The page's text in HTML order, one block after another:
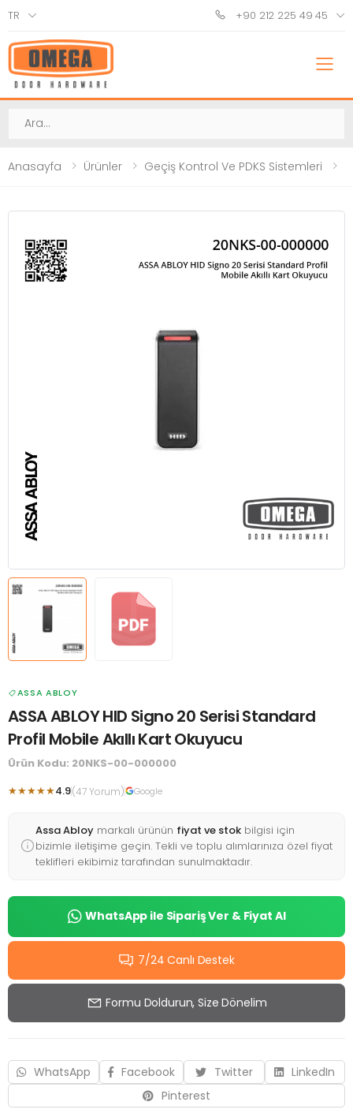
TR +90 212 225 49 45
Ara
Anasayfa Ürünler Geçiş Kontrol Ve PDKS Sistemleri
ASSA ABLOY
ASSA ABLOY HID Signo 20 Serisi Standard
Profil Mobile Akıllı Kart Okuyucu
Ürün Kodu: 20NKS-00-000000
★★★★★4.9(47 Yorum) Google
Assa Abloy markalı ürünün fiyat ve stok bilgisi için
bizimle iletişime geçin. Tekli ve toplu alımlarınıza özel fiyat
teklifleri ekibimiz tarafından sunulmaktadır.
WhatsApp ile Sipariş Ver & Fiyat Al
7/24 Canlı Destek
Formu Doldurun, Size Dönelim
WhatsApp Facebook Twitter
LinkedIn
Pinterest